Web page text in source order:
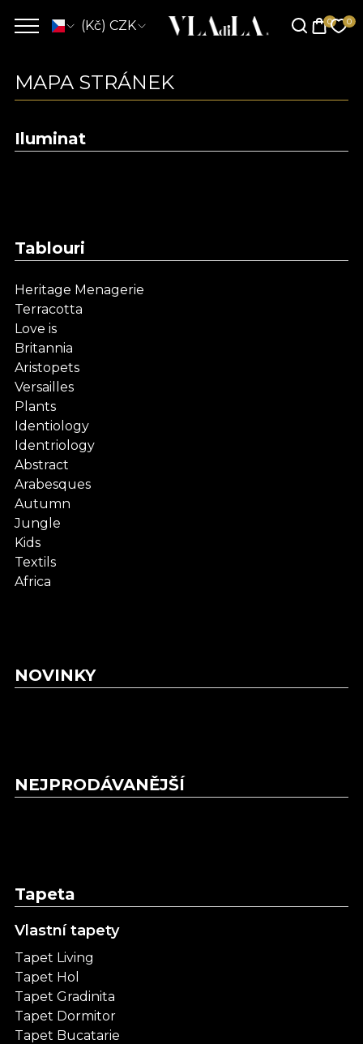
(Kč) CZK
MAPA STRÁNEK
Iluminat
Tablouri
Heritage Menagerie
Terracotta
Love is
Britannia
Aristopets
Versailles
Plants
Identiology
Identriology
Abstract
Arabesques
Autumn
Jungle
Kids
Textils
Africa
NOVINKY
NEJPRODÁVANĚJŠÍ
Tapeta
Vlastní tapety
Tapet Living
Tapet Hol
Tapet Gradinita
Tapet Dormitor
Tapet Bucatarie